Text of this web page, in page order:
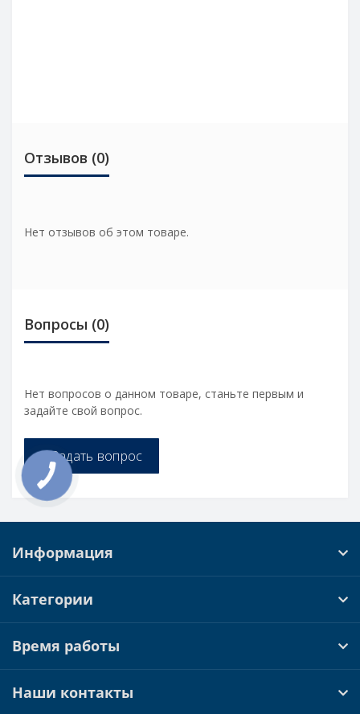
Отзывов (0)
Нет отзывов об этом товаре.
Вопросы (0)
Нет вопросов о данном товаре, станьте первым и
задайте свой вопрос.
+ Задать вопрос
Информация
Категории
Время работы
Наши контакты